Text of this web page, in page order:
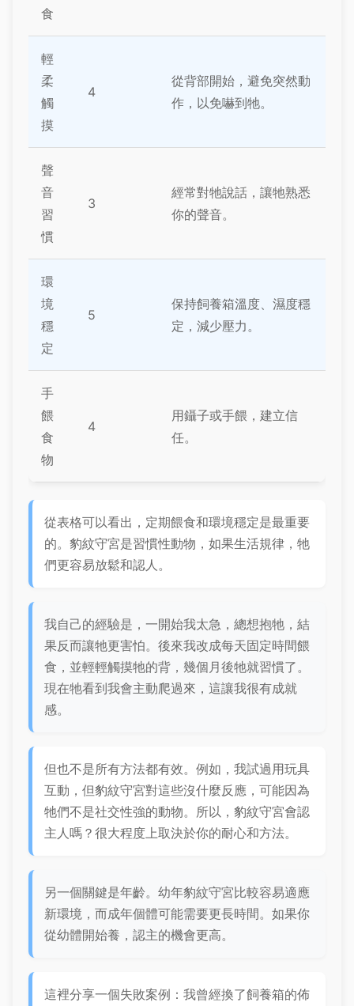
食
輕
柔
觸
摸
4
從背部開始，避免突然動
作，以免嚇到牠。
聲
音
習
慣
3
經常對牠說話，讓牠熟悉
你的聲音。
環
境
穩
定
5
保持飼養箱溫度、濕度穩
定，減少壓力。
手
餵
食
物
4
用鑷子或手餵，建立信
任。
從表格可以看出，定期餵食和環境穩定是最重要
的。豹紋守宮是習慣性動物，如果生活規律，牠
們更容易放鬆和認人。
我自己的經驗是，一開始我太急，總想抱牠，結
果反而讓牠更害怕。後來我改成每天固定時間餵
食，並輕輕觸摸牠的背，幾個月後牠就習慣了。
現在牠看到我會主動爬過來，這讓我很有成就
感。
但也不是所有方法都有效。例如，我試過用玩具
互動，但豹紋守宮對這些沒什麼反應，可能因為
牠們不是社交性強的動物。所以，豹紋守宮會認
主人嗎？很大程度上取決於你的耐心和方法。
另一個關鍵是年齡。幼年豹紋守宮比較容易適應
新環境，而成年個體可能需要更長時間。如果你
從幼體開始養，認主的機會更高。
這裡分享一個失敗案例：我曾經換了飼養箱的佈